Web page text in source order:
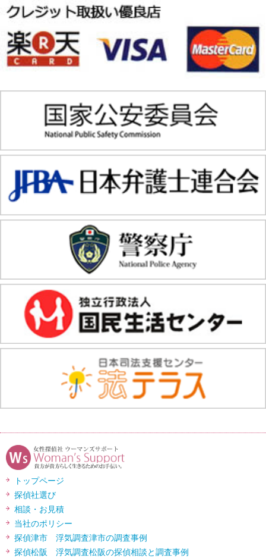
トップページ
探偵社選び
相談・お見積
当社のポリシー
探偵津市 浮気調査津市の調査事例
探偵松阪 浮気調査松阪の探偵相談と調査事例